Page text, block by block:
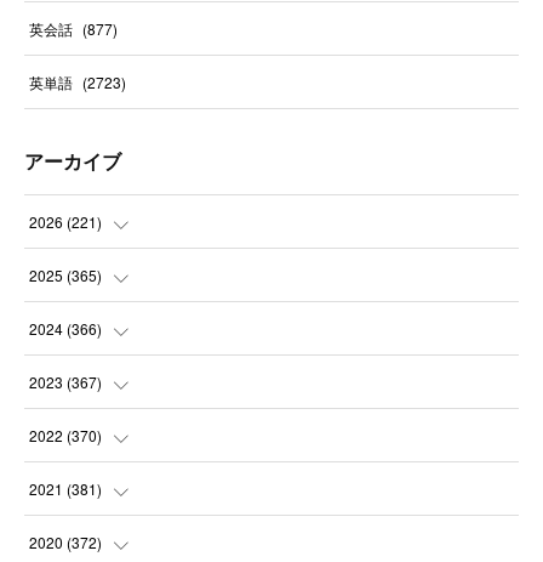
英会話 (877)
英単語 (2723)
アーカイブ
2026 (221)
(10
(31
(30
(31
2025 (365)
(31
(30
(31
(30
2024 (366)
(32
(30
(31
(30
2023 (367)
(31
(31
(31
2022 (370)
(31
(31
2021 (381)
(35
2020 (372)